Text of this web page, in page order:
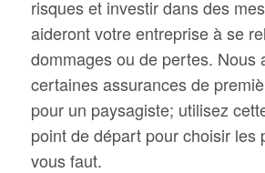
risques et investir dans des
aideront votre entreprise à se
dommages ou de pertes. Nous
certaines assurances de
pour un paysagiste; utilisez
point de départ pour choisir les
vous faut.